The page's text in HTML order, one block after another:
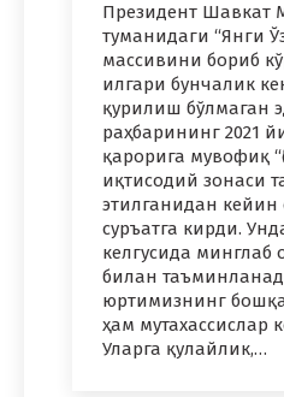
Президент Шавкат
туманидаги “Янги
массивини бориб
илгари бунчалик
қурилиш бўлмаган
раҳбарининг 2021
қарорига мувофиқ
иқтисодий зонаси
этилганидан кейин
суръатга кирди.
келгусида
билан
юртимизнинг
ҳам мутахассислар
Уларга қулайлик,…